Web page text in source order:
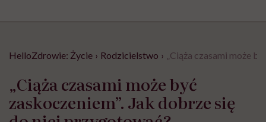
HelloZdrowie: Życie › Rodzicielstwo › „Ciąża czasami może
„Ciąża czasami może być
zaskoczeniem”. Jak dobrze się